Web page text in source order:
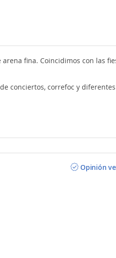
fina. Coincidimos con las
conciertos, correfoc y diferentes
Opinión